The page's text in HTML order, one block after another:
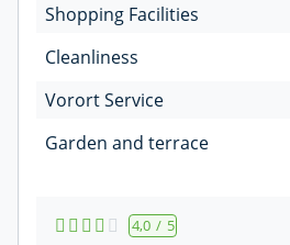
Shopping Facilities
Cleanliness
Vorort Service
Garden and terrace
4,0 / 5